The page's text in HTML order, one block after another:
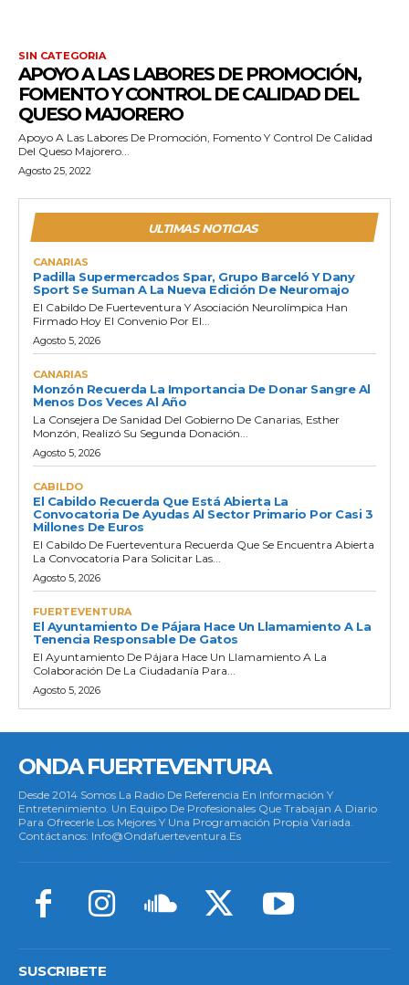
SIN CATEGORIA
APOYO A LAS LABORES DE PROMOCIÓN,
FOMENTO Y CONTROL DE CALIDAD DEL
QUESO MAJORERO
Apoyo A Las Labores De Promoción, Fomento Y Control De Calidad
Del Queso Majorero...
Agosto 25, 2022
ULTIMAS NOTICIAS
CANARIAS
Padilla Supermercados Spar, Grupo Barceló Y Dany
Sport Se Suman A La Nueva Edición De Neuromajo
El Cabildo De Fuerteventura Y Asociación Neurolímpica Han
Firmado Hoy El Convenio Por El...
Agosto 5, 2026
CANARIAS
Monzón Recuerda La Importancia De Donar Sangre Al
Menos Dos Veces Al Año
La Consejera De Sanidad Del Gobierno De Canarias, Esther
Monzón, Realizó Su Segunda Donación...
Agosto 5, 2026
CABILDO
El Cabildo Recuerda Que Está Abierta La
Convocatoria De Ayudas Al Sector Primario Por Casi 3
Millones De Euros
El Cabildo De Fuerteventura Recuerda Que Se Encuentra Abierta
La Convocatoria Para Solicitar Las...
Agosto 5, 2026
FUERTEVENTURA
El Ayuntamiento De Pájara Hace Un Llamamiento A La
Tenencia Responsable De Gatos
El Ayuntamiento De Pájara Hace Un Llamamiento A La
Colaboración De La Ciudadanía Para...
Agosto 5, 2026
ONDA FUERTEVENTURA
Desde 2014 Somos La Radio De Referencia En Información Y
Entretenimiento. Un Equipo De Profesionales Que Trabajan A Diario
Para Ofrecerle Los Mejores Y Una Programación Propia Variada.
Contáctanos: Info@ondafuerteventura.es
SUSCRIBETE